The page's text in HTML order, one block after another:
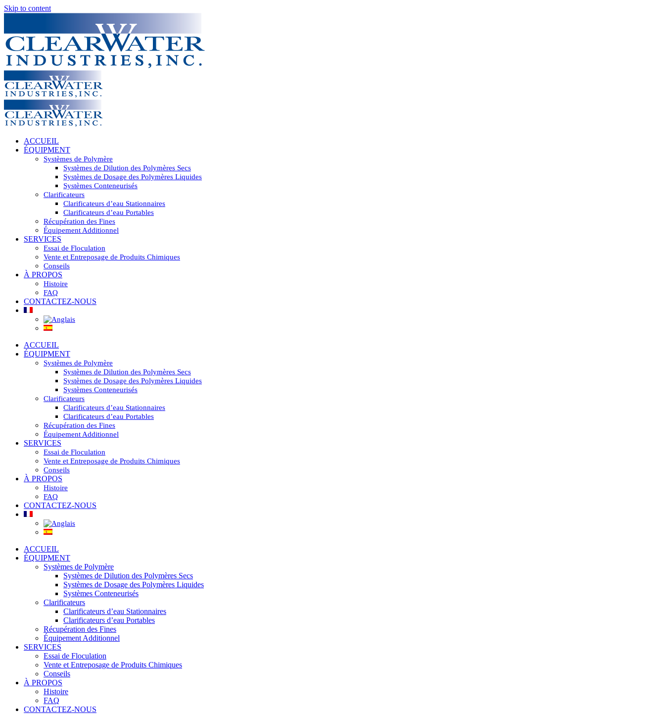
Skip to content
ACCUEIL
ÉQUIPMENT
Systèmes de Polymère
Systèmes de Dilution des Polymères Secs
Systèmes de Dosage des Polymères Liquides
Systèmes Conteneurisés
Clarificateurs
Clarificateurs d’eau Stationnaires
Clarificateurs d’eau Portables
Récupération des Fines
Équipement Additionnel
SERVICES
Essai de Floculation
Vente et Entreposage de Produits Chimiques
Conseils
À PROPOS
Histoire
FAQ
CONTACTEZ-NOUS
ACCUEIL
ÉQUIPMENT
Systèmes de Polymère
Systèmes de Dilution des Polymères Secs
Systèmes de Dosage des Polymères Liquides
Systèmes Conteneurisés
Clarificateurs
Clarificateurs d’eau Stationnaires
Clarificateurs d’eau Portables
Récupération des Fines
Équipement Additionnel
SERVICES
Essai de Floculation
Vente et Entreposage de Produits Chimiques
Conseils
À PROPOS
Histoire
FAQ
CONTACTEZ-NOUS
ACCUEIL
ÉQUIPMENT
Systèmes de Polymère
Systèmes de Dilution des Polymères Secs
Systèmes de Dosage des Polymères Liquides
Systèmes Conteneurisés
Clarificateurs
Clarificateurs d’eau Stationnaires
Clarificateurs d’eau Portables
Récupération des Fines
Équipement Additionnel
SERVICES
Essai de Floculation
Vente et Entreposage de Produits Chimiques
Conseils
À PROPOS
Histoire
FAQ
CONTACTEZ-NOUS